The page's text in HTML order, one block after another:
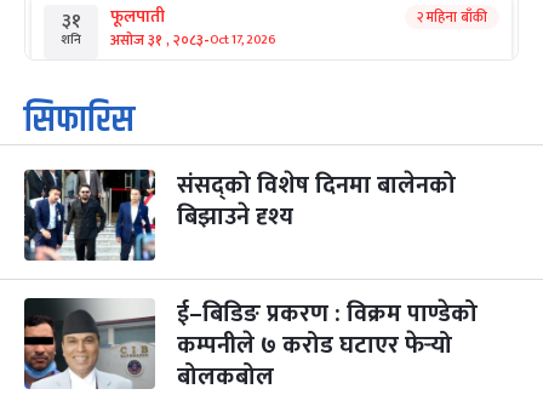
३१
शनि
फूलपाती
असोज ३१ , २०८३-Oct 17, 2026
२ महिना बाँकी
१
आइत
कार्तिक सङ्क्रान्ति
कार्तिक १, २०८३
३
मंगल
महानवमी
कार्तिक ३, २०८३-Oct 20, 2026
२ महिना बाँकी
४
बुध कार्तिक ४, २०८३ -Oct 21, 2026
५
बिहि
पापा‌ङ्कुशा एकादशी व्रत
कार्तिक ५, २०८३-Oct 22, 2026
२ महिना बाँकी
सिफारिस
संसद्को विशेष दिनमा बालेनको
बिझाउने दृश्य
ई–बिडिङ प्रकरण : विक्रम पाण्डेको
कम्पनीले ७ करोड घटाएर फेर्‍यो
बोलकबोल